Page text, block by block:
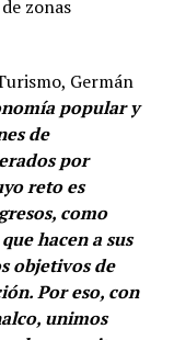
zonas
Germán
popular y
de
por
reto es
como
hacen a sus
objetivos de
Por eso, con
unimos